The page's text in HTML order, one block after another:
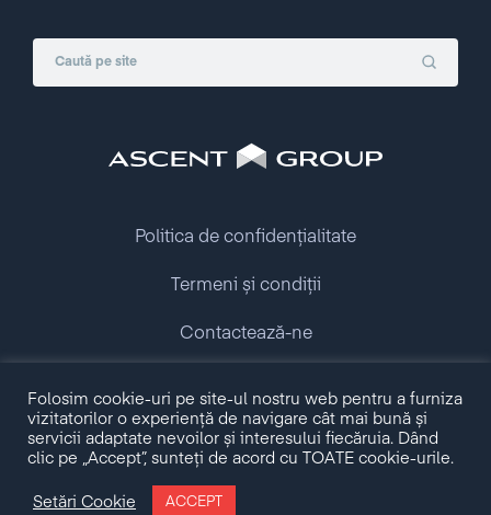
Copyright © 2009 - 2026 Ascent Group.
All rights reserved.
Politica de confidențialitate
Termeni și condiții
Contactează-ne
Folosim cookie-uri pe site-ul nostru web pentru a furniza
vizitatorilor o experiență de navigare cât mai bună și
servicii adaptate nevoilor și interesului fiecăruia. Dând
clic pe „Accept”, sunteți de acord cu TOATE cookie-urile.
Setări Cookie ACCEPT